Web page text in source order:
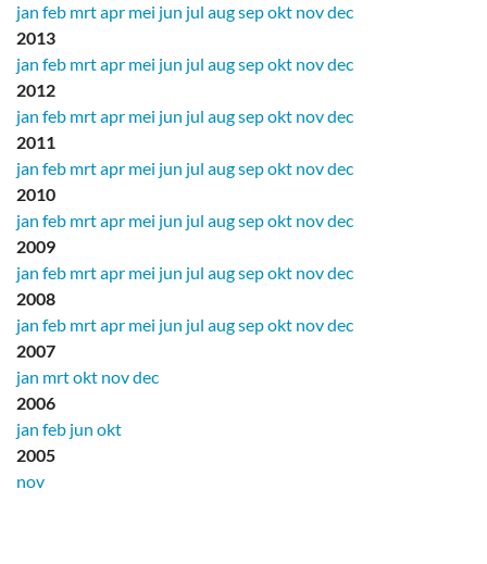
jan feb mrtapr mei jun jul augsepokt novdec
2013
jan feb mrtapr mei jun jul augsepokt novdec
2012
jan feb mrtapr mei jun jul augsepokt novdec
2011
jan feb mrtapr mei jun jul augsepokt novdec
2010
jan feb mrtapr mei jun jul augsepokt novdec
2009
jan feb mrtapr mei jun jul augsepokt novdec
2008
jan feb mrtapr mei jun jul augsepokt novdec
2007
jan mrtokt novdec
2006
jan feb jun okt
2005
nov